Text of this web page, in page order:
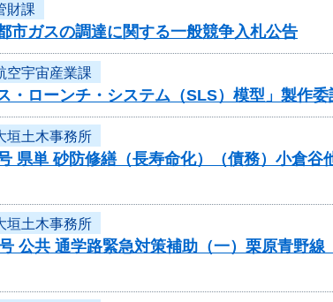
財課
市ガスの調達に関する一般競争入札公告
空宇宙産業課
・ローンチ・システム（SLS）模型」製作
垣土木事務所
県単 砂防修繕（長寿命化）（債務）小倉
垣土木事務所
公共 通学路緊急対策補助（一）栗原青